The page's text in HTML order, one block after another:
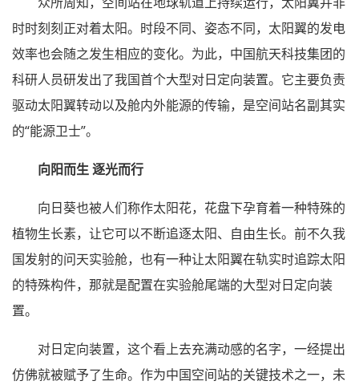
时时刻刻正对着太阳。时段不同、姿态不同，太阳翼的发电
效率也会随之发生相应的变化。为此，中国航天科技集团的
科研人员研发出了我国首个大型对日定向装置。它主要负责
驱动太阳翼转动以及舱内外能源的传输，是空间站名副其实
的“能源卫士”。
向阳而生 逐光而行
向日葵也被人们称作太阳花，花盘下孕育着一种特殊的
植物生长素，让它可以不断追逐太阳、自由生长。前不久我
国发射的问天实验舱，也有一种让太阳翼在轨实时追踪太阳
的特殊构件，那就是配置在实验舱尾端的大型对日定向装
置。
对日定向装置，这个看上去充满动感的名字，一经提出
仿佛就被赋予了生命。作为中国空间站的关键技术之一，未